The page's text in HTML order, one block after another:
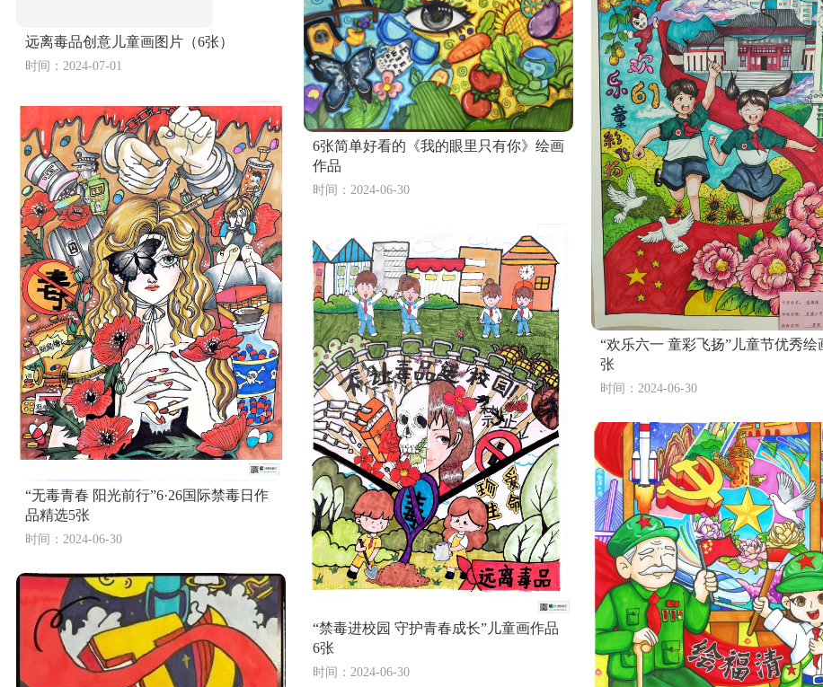
远离毒品创意儿童画图片（6张）
时间：2024-07-01
“无毒青春 阳光前行”6·26国际禁毒日作
品精选5张
时间：2024-06-30
6张简单好看的《我的眼里只有你》绘画
作品
时间：2024-06-30
“禁毒进校园 守护青春成长”儿童画作品
6张
时间：2024-06-30
“欢乐六一 童彩飞扬”儿童节优秀绘
张
时间：2024-06-30